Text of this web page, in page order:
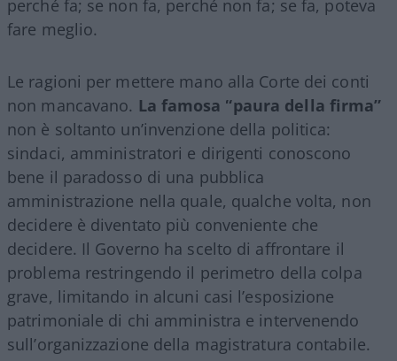
perché fa; se non fa, perché non fa; se fa, poteva
fare meglio.
Le ragioni per mettere mano alla Corte dei conti
non mancavano. La famosa “paura della firma”
non è soltanto un’invenzione della politica:
sindaci, amministratori e dirigenti conoscono
bene il paradosso di una pubblica
amministrazione nella quale, qualche volta, non
decidere è diventato più conveniente che
decidere. Il Governo ha scelto di affrontare il
problema restringendo il perimetro della colpa
grave, limitando in alcuni casi l’esposizione
patrimoniale di chi amministra e intervenendo
sull’organizzazione della magistratura contabile.